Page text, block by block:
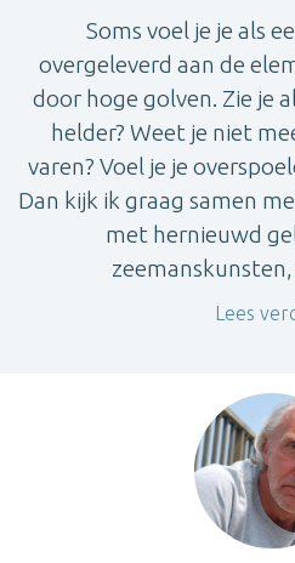
Soms voel je je als
overgeleverd aan de
door hoge golven. Zie je
helder? Weet je niet
varen? Voel je je
Dan kijk ik graag samen
met hernieuwd
Lees